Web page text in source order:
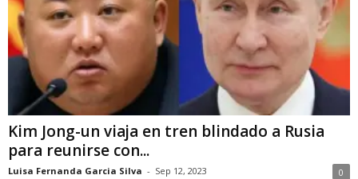
Kim Jong-un viaja en tren blindado a Rusia
para reunirse con...
Luisa Fernanda Garcia Silva - Sep 12, 2023 0